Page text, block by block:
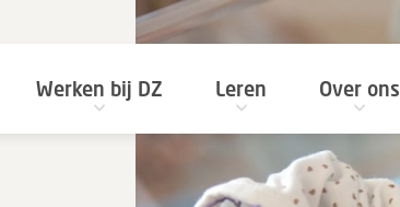
Werken bij DZ Leren Over ons